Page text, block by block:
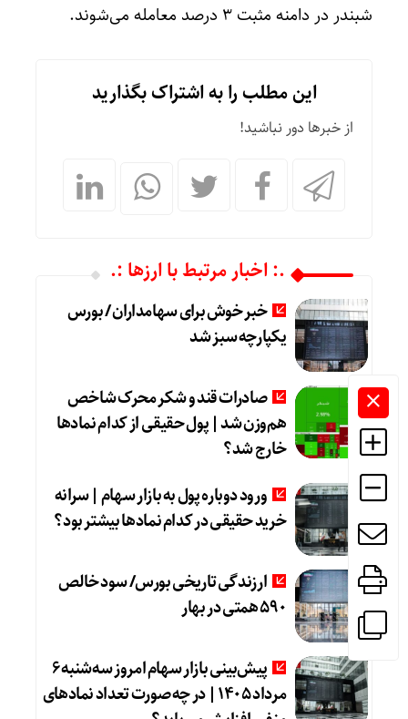
شبندر در دامنه مثبت ۳ درصد معامله می‌شوند.
این مطلب را به اشتراک بگذارید
از خبرها دور نباشید!
.: اخبار مرتبط با ارزها :.
خبر خوش برای سهامداران / بورس
یکپارچه سبز شد
صادرات قند و شکر محرک شاخص
هم‌وزن شد | پول حقیقی از کدام نماد‌ها
خارج شد؟
ورود دوباره پول به بازار سهام | سرانه
خرید حقیقی در کدام نماد‌ها بیشتر بود؟
ارزندگی تاریخی بورس/ سود خالص
۵۹۰ همتی در بهار
پیش‌بینی بازار سهام امروز سه‌شنبه ۶
مرداد ۱۴۰۵ | در چه صورت تعداد نماد‌های